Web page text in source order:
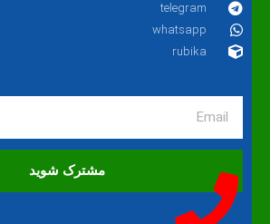
telegram
whatsapp
rubika
مشترک شوید